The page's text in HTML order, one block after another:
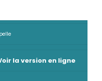
la version en ligne